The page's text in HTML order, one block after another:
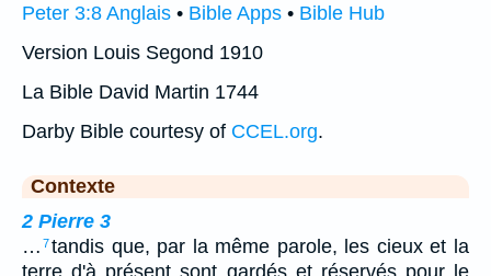
Peter 3:8 Anglais • Bible Apps • Bible Hub
Version Louis Segond 1910
La Bible David Martin 1744
Darby Bible courtesy of CCEL.org.
Contexte
2 Pierre 3
… 7tandis que, par la même parole, les cieux et la
terre d'à présent sont gardés et réservés pour le